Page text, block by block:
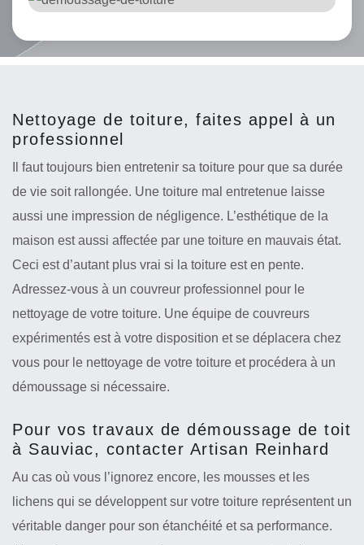
Nettoyage de toiture, faites appel à un
professionnel
Il faut toujours bien entretenir sa toiture pour que sa durée
de vie soit rallongée. Une toiture mal entretenue laisse
aussi une impression de négligence. L’esthétique de la
maison est aussi affectée par une toiture en mauvais état.
Ceci est d’autant plus vrai si la toiture est en pente.
Adressez-vous à un couvreur professionnel pour le
nettoyage de votre toiture. Une équipe de couvreurs
expérimentés est à votre disposition et se déplacera chez
vous pour le nettoyage de votre toiture et procédera à un
démoussage si nécessaire.
Pour vos travaux de démoussage de toit
à Sauviac, contacter Artisan Reinhard
Au cas où vous l’ignorez encore, les mousses et les
lichens qui se développent sur votre toiture représentent un
véritable danger pour son étanchéité et sa performance.